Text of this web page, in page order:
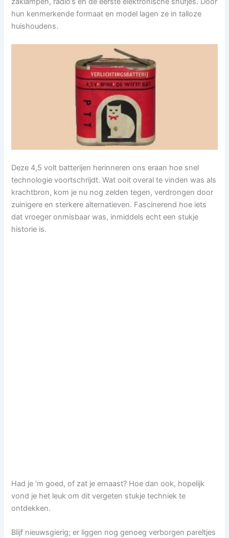
hun kenmerkende formaat en model lagen ze in talloze
huishoudens.
Deze 4,5 volt batterijen herinneren ons eraan hoe snel
technologie voortschrijdt. Wat ooit overal te vinden was als
krachtbron, kom je nu nog zelden tegen, verdrongen door
zuinigere en sterkere alternatieven. Fascinerend hoe iets
dat vroeger onmisbaar was, inmiddels echt een stukje
historie is.
Had je ‘m goed, of zat je ernaast? Hoe dan ook, hopelijk
vond je het leuk om dit vergeten stukje techniek te
ontdekken.
Blijf nieuwsgierig; er liggen nog genoeg verborgen pareltjes